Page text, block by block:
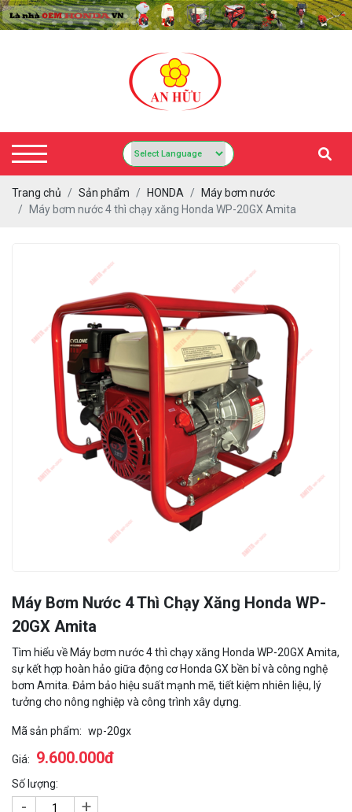
Trang chủ Sản phẩm HONDA
Máy bơm nước
Máy bơm nước 4 thì chạy xăng Honda WP-20GX Amita
Máy Bơm Nước 4 Thì Chạy Xăng Honda WP-
20GX Amita
Tìm hiểu về Máy bơm nước 4 thì chạy xăng Honda WP-20GX Amita,
sự kết hợp hoàn hảo giữa động cơ Honda GX bền bỉ và công nghệ
bơm Amita. Đảm bảo hiệu suất mạnh mẽ, tiết kiệm nhiên liệu, lý
tưởng cho nông nghiệp và công trình xây dựng.
Mã sản phẩm: wp-20gx
Giá: 9.600.000đ
Số lượng:
- +